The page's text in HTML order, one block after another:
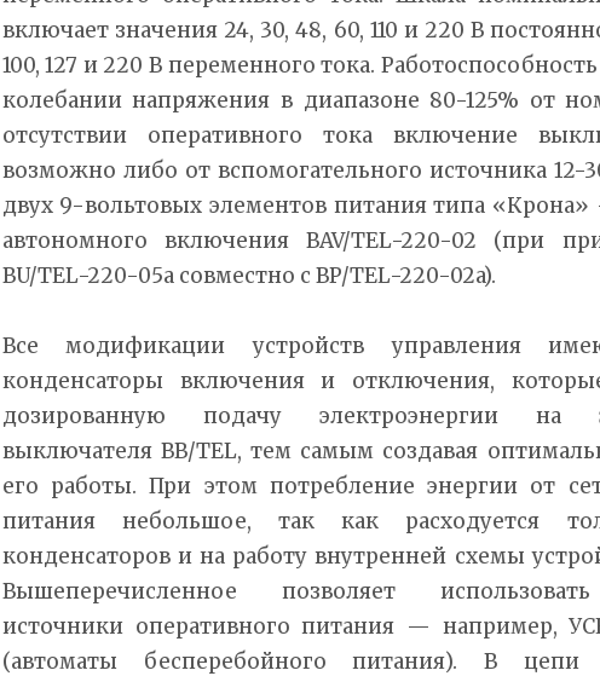
включает значения 24, 30, 48, 60, 110 и 220 В
100, 127 и 220 В переменного тока.
колебании напряжения в диапазоне 80-125% от
отсутствии оперативного тока включение
возможно либо от вспомогательного источника
двух 9-вольтовых элементов питания типа
автономного включения BAV/TEL-220-02 (при
BU/TEL-220-05a совместно с BP/TEL-220-02a).
Все модификации устройств управления
конденсаторы включения и отключения,
дозированную подачу электроэнергии на
выключателя ВВ/TEL, тем самым создавая
его работы. При этом потребление энергии от
питания небольшое, так как расходуется
конденсаторов и на работу внутренней схемы
Вышеперечисленное позволяет
источники оперативного питания — например,
(автоматы бесперебойного питания). В цепи